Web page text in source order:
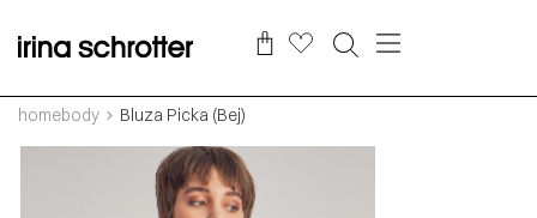
homebody Bluza Picka (Bej)